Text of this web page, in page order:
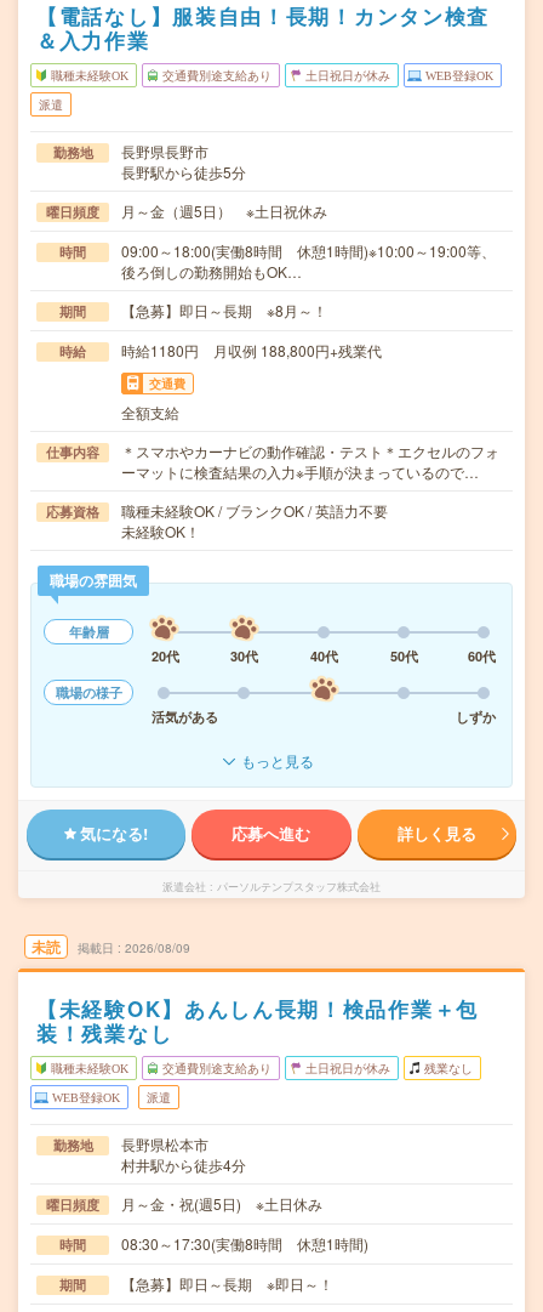
【電話なし】服装自由！長期！カンタン検査
＆入力作業
職種未経験OK 交通費別途支給あり 土日祝日が休み WEB登録OK
派遣
勤務地
長野県長野市
長野駅から徒歩5分
曜日頻度 月～金（週5日） ※土日祝休み
時間
09:00～18:00(実働8時間 休憩1時間)※10:00～19:00等、
後ろ倒しの勤務開始もOK…
期間 【急募】即日～長期 ※8月～！
時給 時給1180円 月収例 188,800円+残業代
交通費
全額支給
仕事内容
＊スマホやカーナビの動作確認・テスト＊エクセルのフォ
ーマットに検査結果の入力※手順が決まっているので…
応募資格
職種未経験OK / ブランクOK / 英語力不要
未経験OK！
職場の雰囲気
年齢層
20代
30代 40代 50代
60代
職場の様子
活気がある
しずか
もっと見る
気になる! 応募へ進む 詳しく見る
派遣会社 パーソルテンプスタッフ株式会社
未読 掲載日 2026/08/09
【未経験OK】あんしん長期！検品作業＋包
装！残業なし
職種未経験OK 交通費別途支給あり 土日祝日が休み 残業なし
WEB登録OK 派遣
勤務地
長野県松本市
村井駅から徒歩4分
曜日頻度 月～金・祝(週5日) ※土日休み
時間 08:30～17:30(実働8時間 休憩1時間)
期間 【急募】即日～長期 ※即日～！